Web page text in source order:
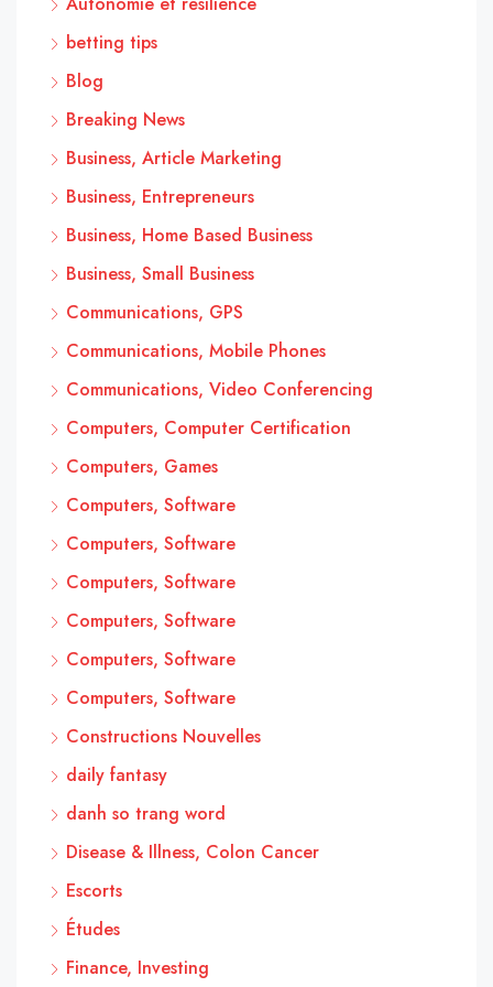
betting tips
Blog
Breaking News
Business, Article Marketing
Business, Entrepreneurs
Business, Home Based Business
Business, Small Business
Communications, GPS
Communications, Mobile Phones
Communications, Video Conferencing
Computers, Computer Certification
Computers, Games
Computers, Software
Computers, Software
Computers, Software
Computers, Software
Computers, Software
Computers, Software
Constructions Nouvelles
daily fantasy
danh so trang word
Disease & Illness, Colon Cancer
Escorts
Études
Finance, Investing